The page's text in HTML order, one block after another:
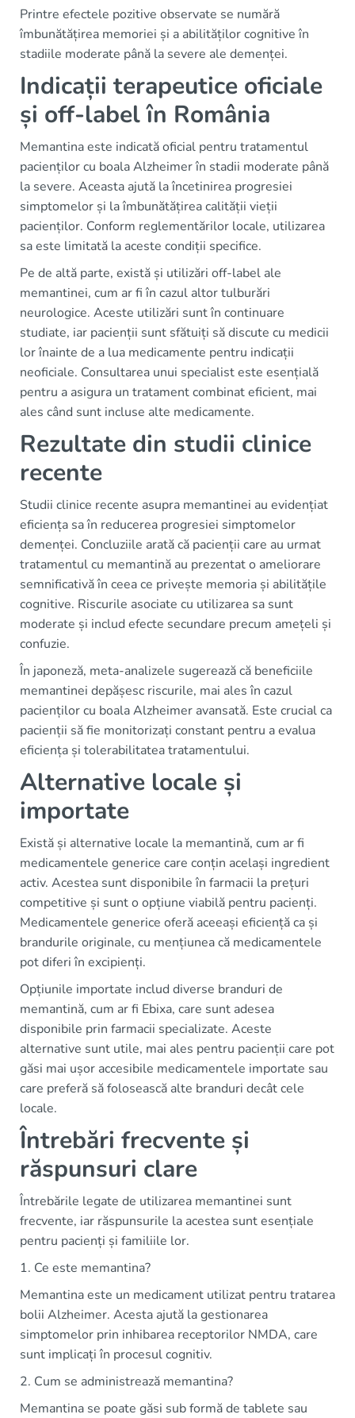
Printre efectele pozitive observate se numără
îmbunătățirea memoriei și a abilităților cognitive în
stadiile moderate până la severe ale demenței.
Indicații terapeutice oficiale
și off-label în România
Memantina este indicată oficial pentru tratamentul
pacienților cu boala Alzheimer în stadii moderate până
la severe. Aceasta ajută la încetinirea progresiei
simptomelor și la îmbunătățirea calității vieții
pacienților. Conform reglementărilor locale, utilizarea
sa este limitată la aceste condiții specifice.
Pe de altă parte, există și utilizări off-label ale
memantinei, cum ar fi în cazul altor tulburări
neurologice. Aceste utilizări sunt în continuare
studiate, iar pacienții sunt sfătuiți să discute cu medicii
lor înainte de a lua medicamente pentru indicații
neoficiale. Consultarea unui specialist este esențială
pentru a asigura un tratament combinat eficient, mai
ales când sunt incluse alte medicamente.
Rezultate din studii clinice
recente
Studii clinice recente asupra memantinei au evidențiat
eficiența sa în reducerea progresiei simptomelor
demenței. Concluziile arată că pacienții care au urmat
tratamentul cu memantină au prezentat o ameliorare
semnificativă în ceea ce privește memoria și abilitățile
cognitive. Riscurile asociate cu utilizarea sa sunt
moderate și includ efecte secundare precum amețeli și
confuzie.
În japoneză, meta-analizele sugerează că beneficiile
memantinei depășesc riscurile, mai ales în cazul
pacienților cu boala Alzheimer avansată. Este crucial ca
pacienții să fie monitorizați constant pentru a evalua
eficiența și tolerabilitatea tratamentului.
Alternative locale și
importate
Există și alternative locale la memantină, cum ar fi
medicamentele generice care conțin același ingredient
activ. Acestea sunt disponibile în farmacii la prețuri
competitive și sunt o opțiune viabilă pentru pacienți.
Medicamentele generice oferă aceeași eficiență ca și
brandurile originale, cu mențiunea că medicamentele
pot diferi în excipienți.
Opțiunile importate includ diverse branduri de
memantină, cum ar fi Ebixa, care sunt adesea
disponibile prin farmacii specializate. Aceste
alternative sunt utile, mai ales pentru pacienții care pot
găsi mai ușor accesibile medicamentele importate sau
care preferă să folosească alte branduri decât cele
locale.
Întrebări frecvente și
răspunsuri clare
Întrebările legate de utilizarea memantinei sunt
frecvente, iar răspunsurile la acestea sunt esențiale
pentru pacienți și familiile lor.
1. Ce este memantina?
Memantina este un medicament utilizat pentru tratarea
bolii Alzheimer. Acesta ajută la gestionarea
simptomelor prin inhibarea receptorilor NMDA, care
sunt implicați în procesul cognitiv.
2. Cum se administrează memantina?
Memantina se poate găsi sub formă de tablete sau